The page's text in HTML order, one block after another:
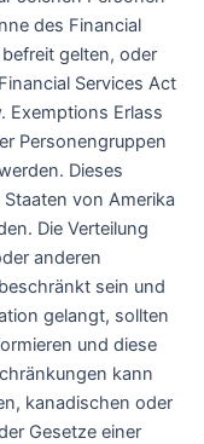
des Financial
gelten, oder
Services Act
Exemptions Erlass
Personengruppen
Dieses
von Amerika
Die Verteilung
anderen
sein und
gelangt, sollten
und diese
kann
kanadischen oder
Gesetze einer